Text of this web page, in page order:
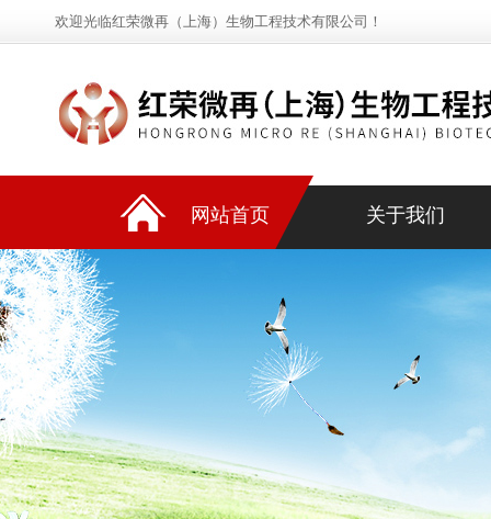
欢迎光临红荣微再（上海）生物工程技术有限公司！
网站首页 关于我们